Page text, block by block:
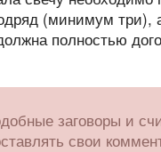
(минимум
полностью
заговоры и
свои